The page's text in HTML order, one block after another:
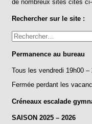
de nombreux sites cités
Rechercher sur le site :
Rechercher :
Permanence au bureau
Tous les vendredi 19h00 –
Fermée perdant les
Créneaux escalade
SAISON 2025 – 2026